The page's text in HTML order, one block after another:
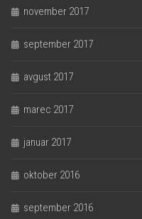
november 2017
september 2017
avgust 2017
marec 2017
januar 2017
oktober 2016
september 2016